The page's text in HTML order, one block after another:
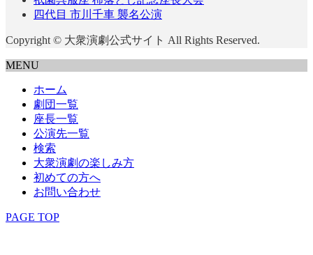
四代目 市川千車 襲名公演
Copyright © 大衆演劇公式サイト All Rights Reserved.
MENU
ホーム
劇団一覧
座長一覧
公演先一覧
検索
大衆演劇の楽しみ方
初めての方へ
お問い合わせ
PAGE TOP